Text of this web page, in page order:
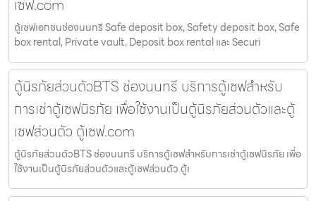
เซฟ.com
ตู้เซฟเอกชนช่องนนทรี Safe deposit box, Safety deposit box, Safe
box rental, Private vault, Deposit box rental และ Securi
ตู้นิรภัยส่วนตัวBTS ช่องนนทรี บริการตู้เซฟสำหรับ
การเช่าตู้เซฟนิรภัย เพื่อใช้งานเป็นตู้นิรภัยส่วนตัวและตู้
เซฟส่วนตัว ตู้เซฟ.com
ตู้นิรภัยส่วนตัวBTS ช่องนนทรี บริการตู้เซฟสำหรับการเช่าตู้เซฟนิรภัย เพื่อ
ใช้งานเป็นตู้นิรภัยส่วนตัวและตู้เซฟส่วนตัว ตู้เ